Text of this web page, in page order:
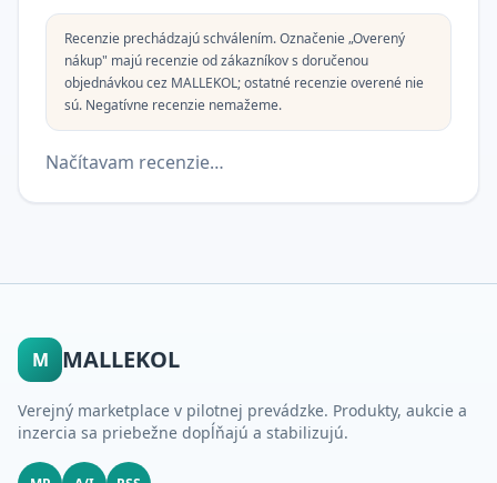
Recenzie prechádzajú schválením. Označenie „Overený
nákup" majú recenzie od zákazníkov s doručenou
objednávkou cez MALLEKOL; ostatné recenzie overené nie
sú. Negatívne recenzie nemažeme.
Načítavam recenzie…
M MALLEKOL
Verejný marketplace v pilotnej prevádzke. Produkty, aukcie a
inzercia sa priebežne dopĺňajú a stabilizujú.